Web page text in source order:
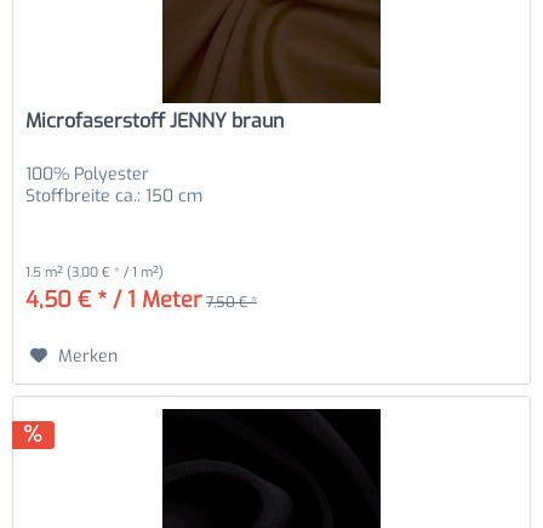
Microfaserstoff JENNY braun
100% Polyester
Stoffbreite ca.: 150 cm
1.5 m² (3,00 € * / 1 m²)
4,50 € * / 1 Meter 7,50 € *
Merken